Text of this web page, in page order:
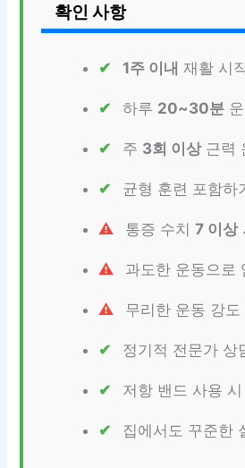
확인 사항
1주 이내 재활 시
하루 20~30분
주 3회 이상근력
균형 훈련 포함하
통증 수치7 이상
과도한 운동으로
무리한 운동 강도
정기적 전문가 상
저항 밴드 사용
집에서도 꾸준한